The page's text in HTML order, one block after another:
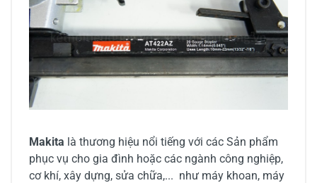
Makita là thương hiệu nổi tiếng với các Sản phẩm
phục vụ cho gia đình hoặc các ngành công nghiệp,
cơ khí, xây dựng, sửa chữa,... như máy khoan, máy